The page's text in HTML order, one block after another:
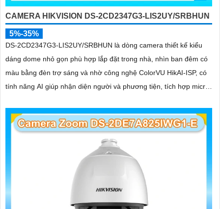
CAMERA HIKVISION DS-2CD2347G3-LIS2UY/SRBHUN
5%-35%
DS-2CD2347G3-LIS2UY/SRBHUN là dòng camera thiết kế kiểu
dáng dome nhỏ gọn phù hợp lắp đặt trong nhà, nhìn ban đêm có
màu bằng đèn trợ sáng và nhờ công nghệ ColorVU HikAI-ISP, có
tính năng AI giúp nhận diện người và phương tiện, tích hợp micro